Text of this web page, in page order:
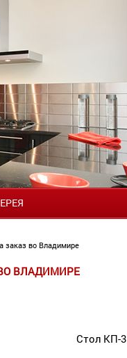
во Владимире
ВЛАДИМИРЕ
Стол КП-3